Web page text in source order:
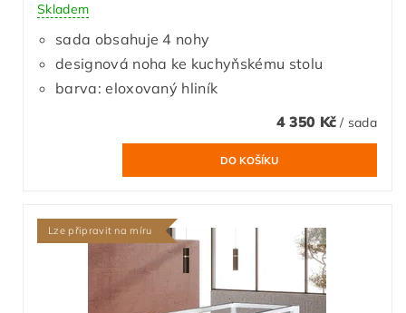
Skladem
sada obsahuje 4 nohy
designová noha ke kuchyňskému stolu
barva: eloxovaný hliník
4 350 Kč/ sada
Lze připravit na míru